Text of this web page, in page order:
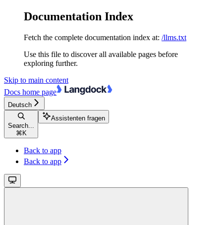
Documentation Index
Fetch the complete documentation index at: /llms.txt
Use this file to discover all available pages before
exploring further.
Skip to main content
Docs home page
Deutsch
Search...
⌘ K
Assistenten fragen
Back to app
Back to app